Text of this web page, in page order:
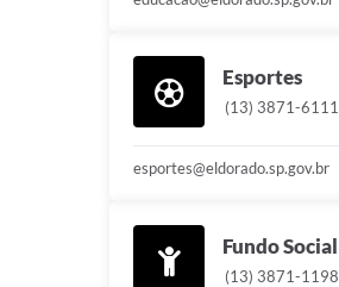
Esportes
(13) 3871-6111
esportes@eldorado.sp.gov.br
Fundo Social
(13) 3871-1198